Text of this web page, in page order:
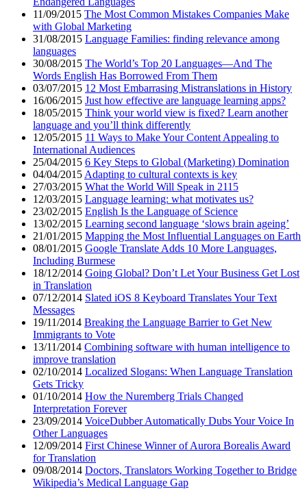
11/09/2015 The Most Common Mistakes Companies Make
with Global Marketing
31/08/2015 Language Families: finding relevance among
languages
30/08/2015 The World’s Top 20 Languages—And The
Words English Has Borrowed From Them
03/07/2015 12 Most Embarrasing Mistranslations in History
16/06/2015 Just how effective are language learning apps?
18/05/2015 Think your world view is fixed? Learn another
language and you’ll think differently
12/05/2015 11 Ways to Make Your Content Appealing to
International Audiences
25/04/2015 6 Key Steps to Global (Marketing) Domination
04/04/2015 Adapting to cultural contexts is key
27/03/2015 What the World Will Speak in 2115
12/03/2015 Language learning: what motivates us?
23/02/2015 English Is the Language of Science
13/02/2015 Learning second language ‘slows brain ageing’
21/01/2015 Mapping the Most Influential Languages on Earth
08/01/2015 Google Translate Adds 10 More Languages,
Including Burmese
18/12/2014 Going Global? Don’t Let Your Business Get Lost
in Translation
07/12/2014 Slated iOS 8 Keyboard Translates Your Text
Messages
19/11/2014 Breaking the Language Barrier to Get New
Immigrants to Vote
13/11/2014 Combining software with human intelligence to
improve translation
02/10/2014 Localized Slogans: When Language Translation
Gets Tricky
01/10/2014 How the Nuremberg Trials Changed
Interpretation Forever
23/09/2014 VoiceDubber Automatically Dubs Your Voice In
Other Languages
12/09/2014 First Chinese Winner of Aurora Borealis Award
for Translation
09/08/2014 Doctors, Translators Working Together to Bridge
Wikipedia’s Medical Language Gap